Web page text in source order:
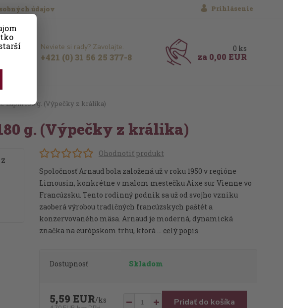
údajov Prihlásenie
Neviete si rady? Zavolajte.
+421 (0) 31 56 25 377-8
0 ks
za0,00 EUR
Lapin 180 g. (Výpečky z králika)
g. (Výpečky z králika)
Ohodnotiť produkt
Spoločnosť Arnaud bola založená už v roku 1950 v regióne
Limousin, konkrétne v malom mestečku Aixe sur Vienne vo
Francúzsku. Tento rodinný podnik sa už od svojho vzniku
zaoberá výrobou tradičných francúzskych paštét a
konzervovaného mäsa. Arnaud je moderná, dynamická
značka na európskom trhu, ktorá ... celý popis
Dostupnosť Skladom
5,59 EUR/ks Pridať do košíka